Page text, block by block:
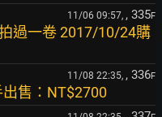
11/06 09:57, , 335F
過一卷 2017/10/24購
11/08 22:35, , 336F
售：NT$2700